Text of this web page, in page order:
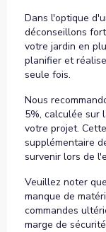
Dans l'optique
déconseillons
votre jardin en
planifier et
seule fois.
Nous
5%, calculée sur
votre projet.
supplémentaire
survenir lors de
Veuillez noter
manque de
commandes
marge de